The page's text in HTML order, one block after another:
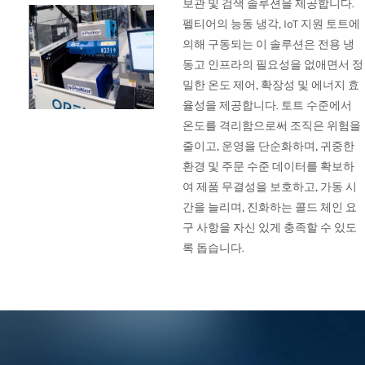
보관 및 검색 솔루션을 제공합니다.
펠티어의 능동 냉각, IoT 지원 토트에
의해 구동되는 이 솔루션은 전용 냉
동고 인프라의 필요성을 없애면서 정
밀한 온도 제어, 확장성 및 에너지 효
율성을 제공합니다. 토트 수준에서
온도를 격리함으로써 조직은 위험을
줄이고, 운영을 단순화하며, 귀중한
환경 및 주문 수준 데이터를 확보하
여 제품 무결성을 보호하고, 가동 시
간을 늘리며, 진화하는 콜드 체인 요
구 사항을 자신 있게 충족할 수 있도
록 돕습니다.